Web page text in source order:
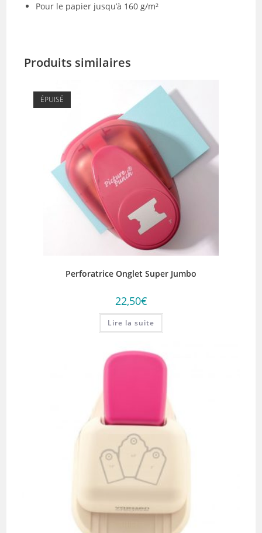
Pour le papier jusqu’à 160 g/m²
Produits similaires
ÉPUISÉ
Perforatrice Onglet Super Jumbo
22,50€
Lire la suite